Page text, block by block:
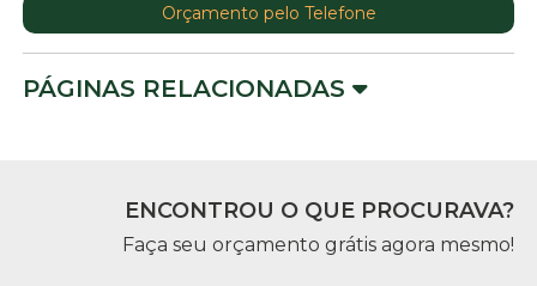
Orçamento pelo Telefone
PÁGINAS RELACIONADAS
ENCONTROU O QUE PROCURAVA?
Faça seu orçamento grátis agora mesmo!